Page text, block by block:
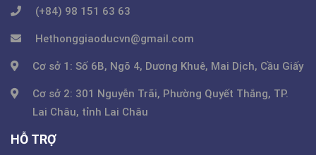
(+84) 98 151 63 63
Hethonggiaoducvn@gmail.com
Cơ sở 1: Số 6B, Ngõ 4, Dương Khuê, Mai Dịch, Cầu Giấy
Cơ sở 2: 301 Nguyễn Trãi, Phường Quyết Thắng, TP.
Lai Châu, tỉnh Lai Châu
HỖ TRỢ